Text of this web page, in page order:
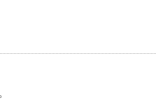
」ネタ帳(159)
一流の仕事術」(28)
しなさい！(12)